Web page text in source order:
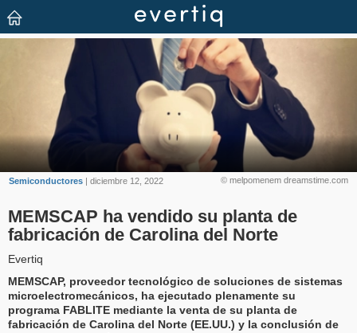
© melpomenem dreamstime.com
Semiconductores | diciembre 12, 2022
MEMSCAP ha vendido su planta de
fabricación de Carolina del Norte
Evertiq
MEMSCAP, proveedor tecnológico de soluciones de sistemas
microelectromecánicos, ha ejecutado plenamente su
programa FABLITE mediante la venta de su planta de
fabricación de Carolina del Norte (EE.UU.) y la conclusión de